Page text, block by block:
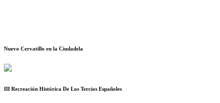
Nuevo Cervatillo en la Ciudadela
III Recreación Histórica De Los Tercios Españoles